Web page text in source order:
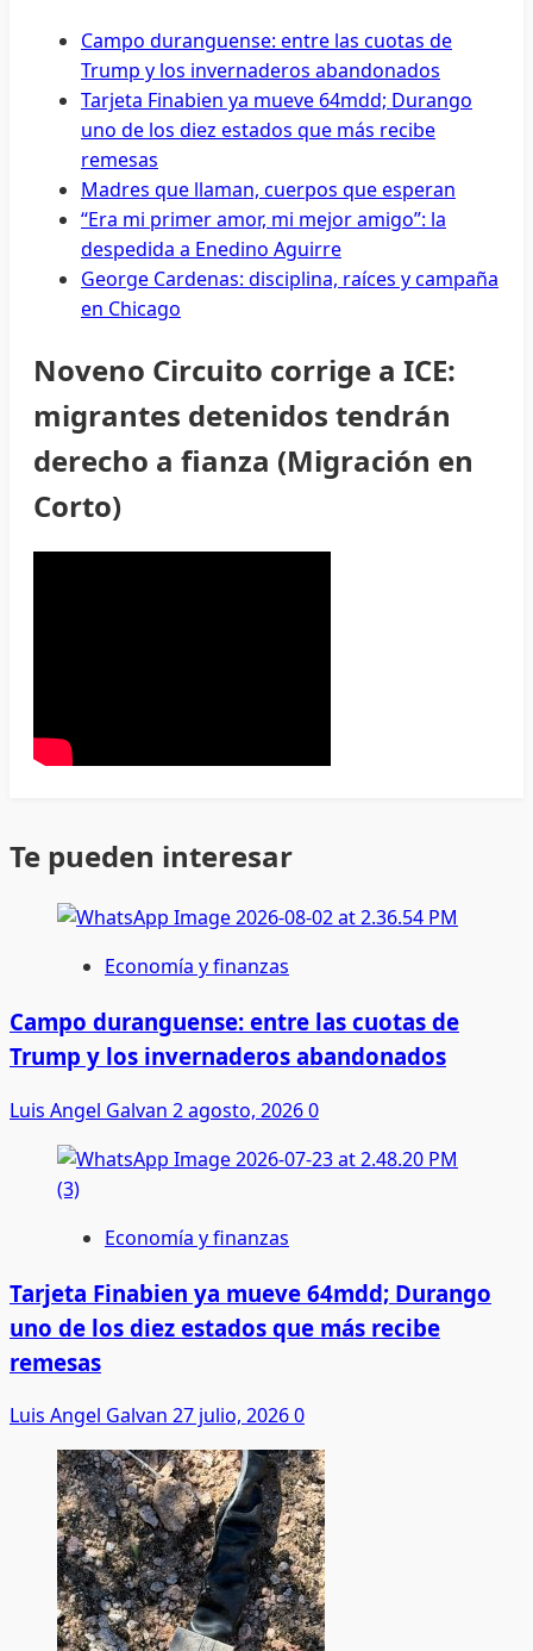
Campo duranguense: entre las cuotas de
Trump y los invernaderos abandonados
Tarjeta Finabien ya mueve 64mdd; Durango
uno de los diez estados que más recibe
remesas
Madres que llaman, cuerpos que esperan
“Era mi primer amor, mi mejor amigo”: la
despedida a Enedino Aguirre
George Cardenas: disciplina, raíces y campaña
en Chicago
Noveno Circuito corrige a ICE:
migrantes detenidos tendrán
derecho a fianza (Migración en
Corto)
Te pueden interesar
Economía y finanzas
Campo duranguense: entre las cuotas de
Trump y los invernaderos abandonados
Luis Angel Galvan 2 agosto, 20260
Economía y finanzas
Tarjeta Finabien ya mueve 64mdd; Durango
uno de los diez estados que más recibe
remesas
Luis Angel Galvan 27 julio, 20260